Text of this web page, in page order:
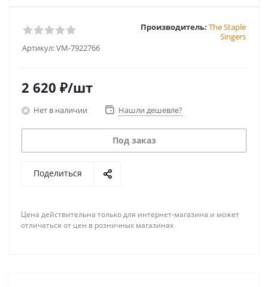
Артикул:VM-7922766
Производитель: The Staple
Singers
2 620 ₽/шт
Нет в наличии Нашли дешевле?
Под заказ
Поделиться
Цена действительна только для интернет-магазина и может
отличаться от цен в розничных магазинах